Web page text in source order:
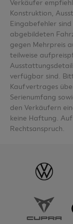
Verkäufer
Konstruktion,
Eingabefehler
abgebildeten
gegen Mehrpreis
teilweise
verfügbar sind.
Kaufvertrages
Serienumfang
den Verkäufern
keine Haftung.
Rechtsanspruch.